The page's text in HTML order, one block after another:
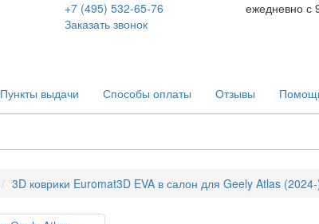
+7 (495) 532-65-76
Заказать звонок
ежедневно с
Пункты выдачи Способы оплаты Отзывы
3D коврики Euromat3D EVA в салон для Geely Atlas